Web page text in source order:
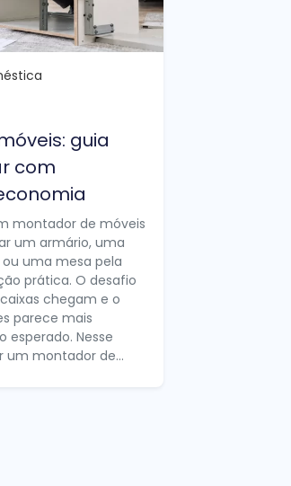
guia
com
montador de móveis
um armário, uma
uma mesa pela
prática. O desafio
chegam e o
parece mais
esperado. Nesse
montador de...